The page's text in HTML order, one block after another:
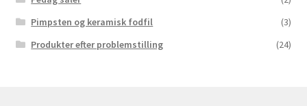
Pimpsten og keramisk fodfil
(3)
Produkter efter problemstilling
(24)